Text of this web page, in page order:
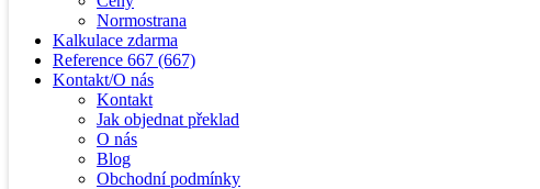
Normostrana
Kalkulace zdarma
Reference 667 (667)
Kontakt/O nás
Kontakt
Jak objednat překlad
O nás
Blog
Obchodní podmínky